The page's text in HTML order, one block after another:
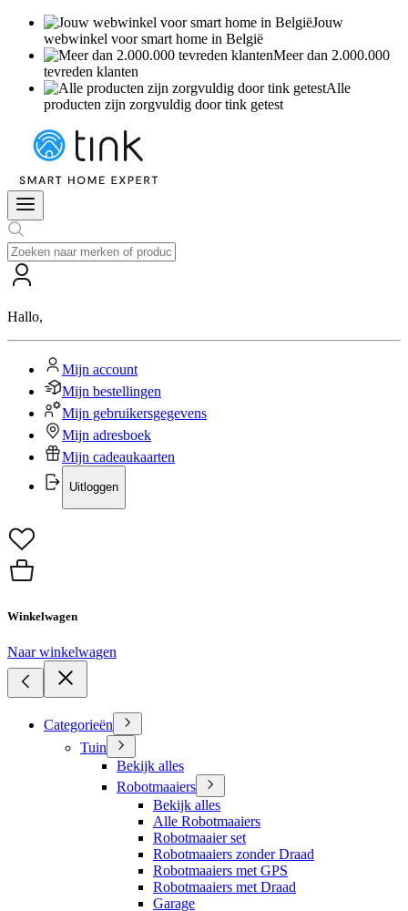
Jouw
webwinkel voor smart home in België
Meer dan 2.000.000
tevreden klanten
Alle
producten zijn zorgvuldig door tink getest
Hallo,
Mijn account
Mijn bestellingen
Mijn gebruikersgegevens
Mijn adresboek
Mijn cadeaukaarten
Uitloggen
Winkelwagen
Naar winkelwagen
Categorieën
Tuin
Bekijk alles
Robotmaaiers
Bekijk alles
Alle Robotmaaiers
Robotmaaier set
Robotmaaiers zonder Draad
Robotmaaiers met GPS
Robotmaaiers met Draad
Garage